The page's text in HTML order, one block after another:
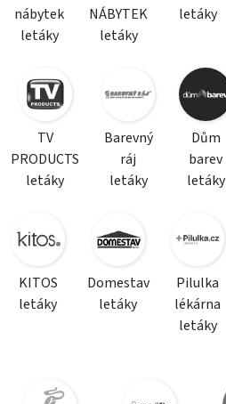
nábytek
letáky
NÁBYTEK
letáky
letáky
TV
PRODUCTS
letáky
Barevný
ráj
letáky
Dům
barev
letáky
KITOS
letáky
Domestav
letáky
Pilulka
lékárna
letáky